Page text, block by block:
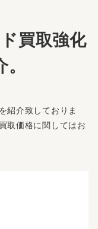
買取強化
紹介致しておりま
取価格に関してはお